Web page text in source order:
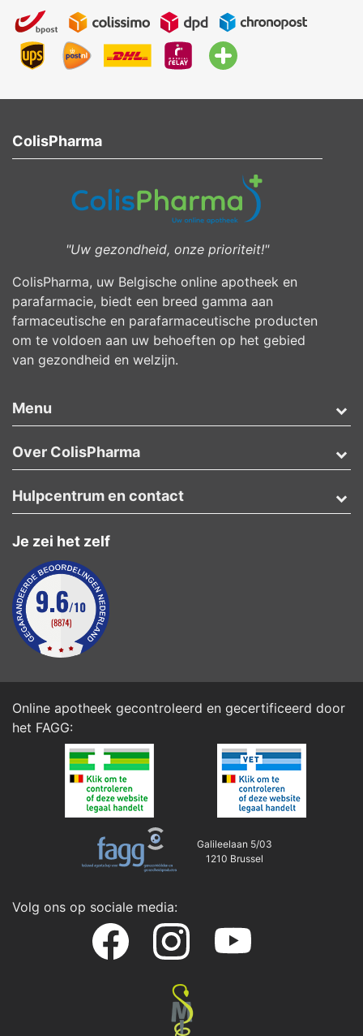
ColisPharma
"Uw gezondheid, onze prioriteit!"
ColisPharma, uw Belgische online apotheek en
parafarmacie, biedt een breed gamma aan
farmaceutische en parafarmaceutische producten
om te voldoen aan uw behoeften op het gebied
van gezondheid en welzijn.
Menu
Over ColisPharma
Je zei het zelf
Hulpcentrum en contact
Online apotheek gecontroleerd en gecertificeerd door
het FAGG:
Galileelaan 5/03
1210 Brussel
Volg ons op sociale media: